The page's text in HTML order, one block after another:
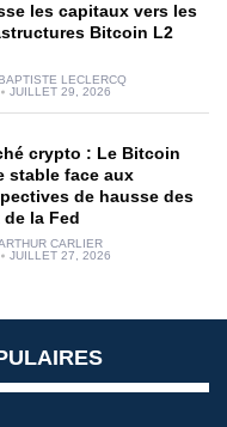
les capitaux vers les
Bitcoin L2
BAPTISTE LECLERCQ
JUILLET 29, 2026
crypto : Le Bitcoin
stable face aux
de hausse des
la Fed
CARLIER
JUILLET 27, 2026